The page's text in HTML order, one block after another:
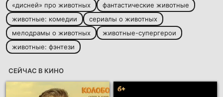
«дисней» про животных
фантастические животные
животные: комедии
сериалы о животных
мелодрамы о животных
животные-супергерои
животные: фэнтези
СЕЙЧАС В КИНО